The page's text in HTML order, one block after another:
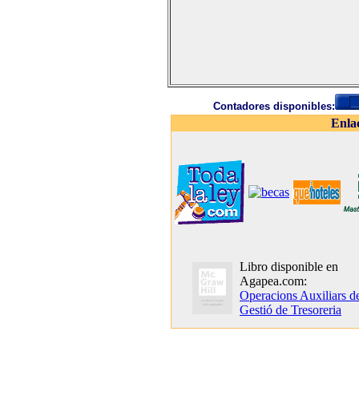
Contadores disponibles:
Libro disponible en
Agapea.com:
Operacions Auxiliars
Gestió de Tresoreria